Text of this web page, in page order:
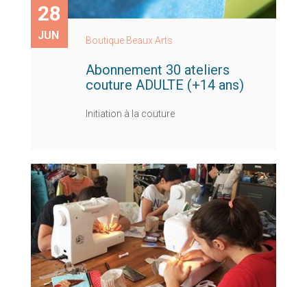
28
JUN Boutique Beaux Arts
Abonnement 30 ateliers
couture ADULTE (+14 ans)
Initiation à la couture